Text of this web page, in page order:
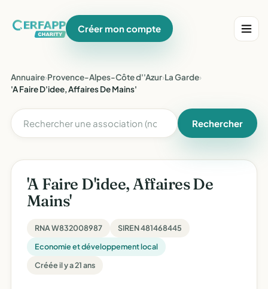
Créer mon compte
Annuaire›Provence-Alpes-Côte d''Azur›La Garde›
'A Faire D'idee, Affaires De Mains'
Rechercher
'A Faire D'idee, Affaires De
Mains'
RNA W832008987
SIREN 481468445
Economie et développement local
Créée il y a 21 ans